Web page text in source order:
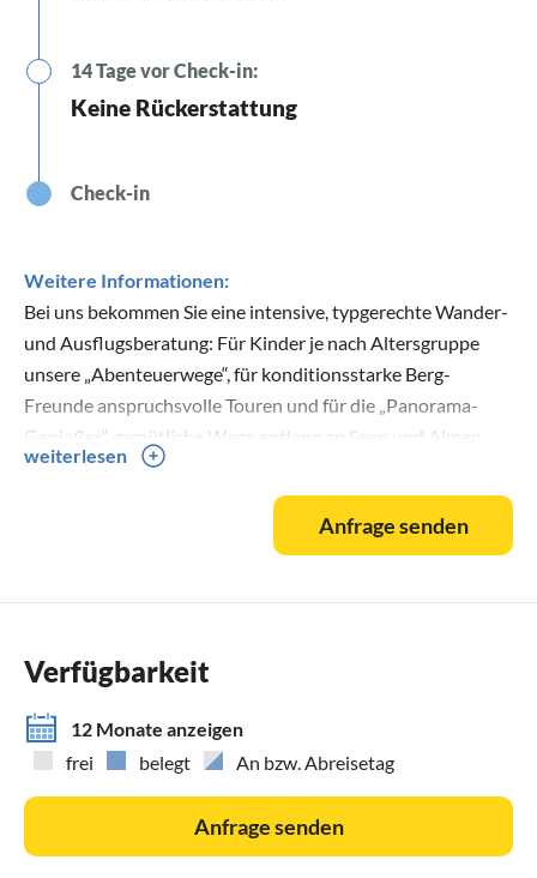
14 Tage vor Check-in:
Keine Rückerstattung
Check-in
Weitere Informationen:
Bei uns bekommen Sie eine intensive, typgerechte Wander-
und Ausflugsberatung: Für Kinder je nach Altersgruppe
unsere „Abenteuerwege“, für konditionsstarke Berg-
Freunde anspruchsvolle Touren und für die „Panorama-
Genießer“ gemütliche Wege entlang an Seen und Almen.
Für Kulturfreunde empfehlen wir unsere Landeshauptstadt
Innsbruck oder die Mozartstadt Salzburg mit den
weiterlesen
Anfrage senden
Verfügbarkeit
12 Monate anzeigen
frei
belegt An bzw. Abreisetag
Anfrage senden